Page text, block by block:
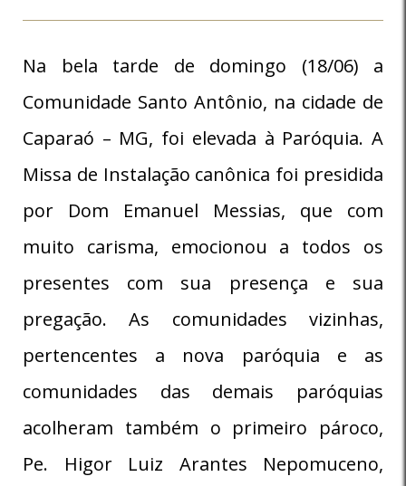
Na bela tarde de domingo (18/06) a
Comunidade Santo Antônio, na cidade de
Caparaó – MG, foi elevada à Paróquia. A
Missa de Instalação canônica foi presidida
por Dom Emanuel Messias, que com
muito carisma, emocionou a todos os
presentes com sua presença e sua
pregação. As comunidades vizinhas,
pertencentes a nova paróquia e as
comunidades das demais paróquias
acolheram também o primeiro pároco,
Pe. Higor Luiz Arantes Nepomuceno,